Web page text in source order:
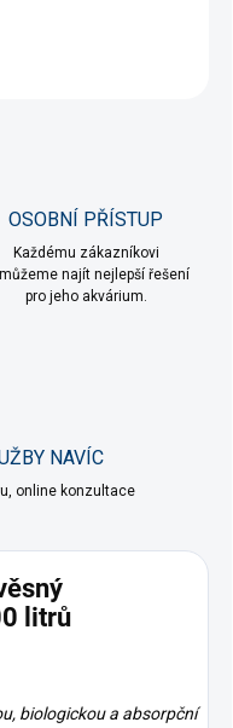
OSOBNÍ PŘÍSTUP
Každému zákazníkovi
najít nejlepší řešení
pro jeho akvárium.
NAVÍC
online konzultace
litrů
biologickou a absorpční